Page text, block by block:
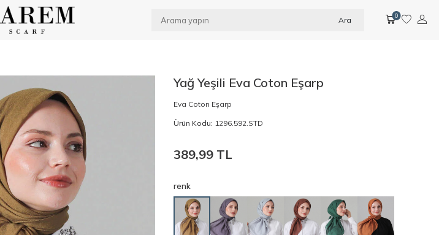
Ara 0
Yağ Yeşili Eva Coton Eşarp
Eva Coton Eşarp
Ürün Kodu: 1296.592.STD
389,99 TL
renk